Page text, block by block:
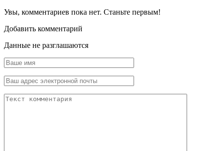
Увы, комментариев пока нет. Станьте первым!
Добавить комментарий
Данные не разглашаются